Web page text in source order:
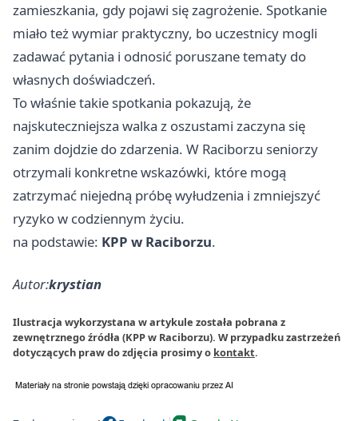
zamieszkania, gdy pojawi się zagrożenie. Spotkanie
miało też wymiar praktyczny, bo uczestnicy mogli
zadawać pytania i odnosić poruszane tematy do
własnych doświadczeń.
To właśnie takie spotkania pokazują, że
najskuteczniejsza walka z oszustami zaczyna się
zanim dojdzie do zdarzenia. W Raciborzu seniorzy
otrzymali konkretne wskazówki, które mogą
zatrzymać niejedną próbę wyłudzenia i zmniejszyć
ryzyko w codziennym życiu.
na podstawie: KPP w Raciborzu.
Autor:krystian
Ilustracja wykorzystana w artykule została pobrana z
zewnętrznego źródła (KPP w Raciborzu). W przypadku zastrzeżeń
dotyczących praw do zdjęcia prosimy o kontakt.